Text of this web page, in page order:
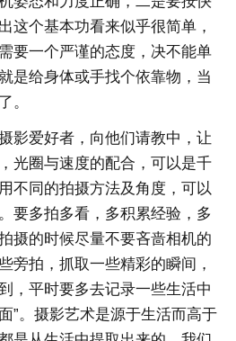
这个基本功看来似乎很简单，
要一个严谨的态度，决不能单
是给身体或手找个依靠物，当
。
影爱好者，向他们请教中，让
光圈与速度的配合，可以是千
不同的拍摄方法及角度，可以
要多拍多看，多积累经验，多
摄的时候尽量不要吝啬相机的
旁拍，抓取一些精彩的瞬间，
，平时要多去记录一些生活中
”。摄影艺术是源于生活而高于